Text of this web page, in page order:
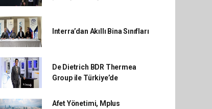
Interra’dan Akıllı Bina Sınıfları
De Dietrich BDR Thermea
Group ile Türkiye’de
Afet Yönetimi, Mplus